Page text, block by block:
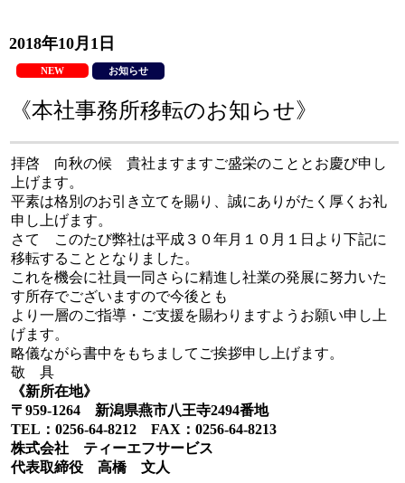
2018年10月1日
NEW お知らせ
《本社事務所移転のお知らせ》
拝啓 向秋の候 貴社ますますご盛栄のこととお慶び申し
上げます。
平素は格別のお引き立てを賜り、誠にありがたく厚くお礼
申し上げます。
さて このたび弊社は平成３０年月１０月１日より下記に
移転することとなりました。
これを機会に社員一同さらに精進し社業の発展に努力いた
す所存でございますので今後とも
より一層のご指導・ご支援を賜わりますようお願い申し上
げます。
略儀ながら書中をもちましてご挨拶申し上げます。
敬 具
《新所在地》
〒959-1264 新潟県燕市八王寺2494番地
TEL：0256-64-8212 FAX：0256-64-8213
株式会社 ティーエフサービス
代表取締役 高橋 文人